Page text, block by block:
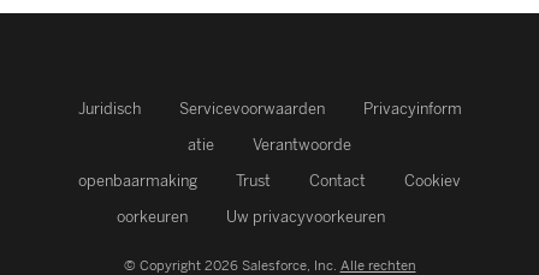
Juridisch Servicevoorwaarden
Privacyinform
atie
Verantwoorde
openbaarmaking
Trust Contact
Cookiev
oorkeuren
Uw privacyvoorkeuren
© Copyright 2026 Salesforce, Inc. Alle rechten